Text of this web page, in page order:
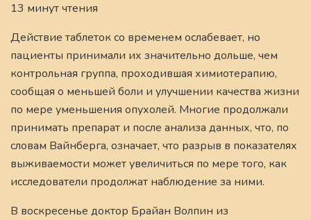
13 минут чтения
Действие таблеток со временем ослабевает, но
пациенты принимали их значительно дольше, чем
контрольная группа, проходившая химиотерапию,
сообщая о меньшей боли и улучшении качества жизни
по мере уменьшения опухолей. Многие продолжали
принимать препарат и после анализа данных, что, по
словам Вайнберга, означает, что разрыв в показателях
выживаемости может увеличиться по мере того, как
исследователи продолжат наблюдение за ними.
В воскресенье доктор Брайан Волпин из